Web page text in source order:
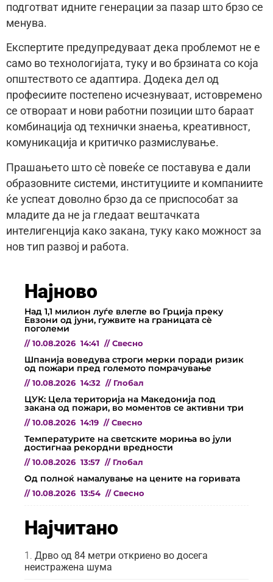
подготват идните генерации за пазар што брзо се
менува.
Експертите предупредуваат дека проблемот не е
само во технологијата, туку и во брзината со која
општеството се адаптира. Додека дел од
професиите постепено исчезнуваат, истовремено
се отвораат и нови работни позиции што бараат
комбинација од технички знаења, креативност,
комуникација и критичко размислување.
Прашањето што сè повеќе се поставува е дали
образовните системи, институциите и компаниите
ќе успеат доволно брзо да се приспособат за
младите да не ја гледаат вештачката
интелигенција како закана, туку како можност за
нов тип развој и работа.
Најново
Над 1,1 милион луѓе влегле во Грција преку
Евзони од јуни, гужвите на границата сè
поголеми
// 10.08.2026 14:41 // Свесно
Шпанија воведува строги мерки поради ризик
од пожари пред големото помрачување
// 10.08.2026 14:32 // Глобал
ЦУК: Цела територија на Македонија под
закана од пожари, во моментов се активни три
// 10.08.2026 14:19 // Свесно
Температурите на светските мориња во јули
достигнаа рекордни вредности
// 10.08.2026 13:57 // Глобал
Од полноќ намалување на цените на горивата
// 10.08.2026 13:54 // Свесно
Најчитано
Дрво од 84 метри откриено во досега
неистражена шума